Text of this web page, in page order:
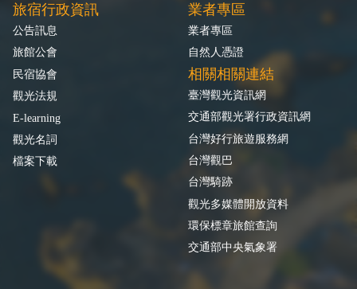
旅宿行政資訊
公告訊息
旅館公會
民宿協會
觀光法規
E-learning
觀光名詞
檔案下載
業者專區
業者專區
自然人憑證
相關相關連結
臺灣觀光資訊網
交通部觀光署行政資訊網
台灣好行旅遊服務網
台灣觀巴
台灣騎跡
觀光多媒體開放資料
環保標章旅館查詢
交通部中央氣象署